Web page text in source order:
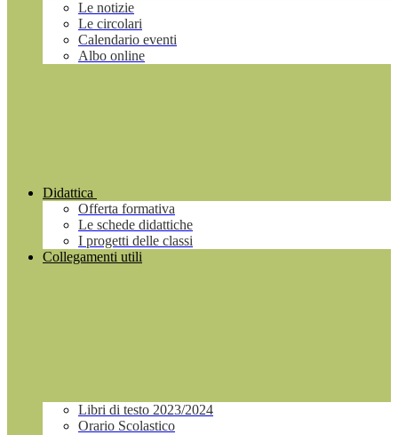
Le notizie
Le circolari
Calendario eventi
Albo online
Didattica
Offerta formativa
Le schede didattiche
I progetti delle classi
Collegamenti utili
Libri di testo 2023/2024
Orario Scolastico